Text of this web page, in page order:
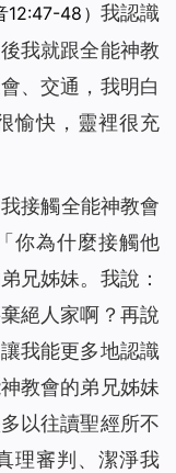
12:47-48） 我認識
我就跟全能神教
、交通，我明白
愉快，靈裡很充
接觸全能神教會
你為什麼接觸他
兄姊妹。我說：
絕人家啊？再說
我能更多地認識
教會的弟兄姊妹
以往讀聖經所不
理審判、潔淨我